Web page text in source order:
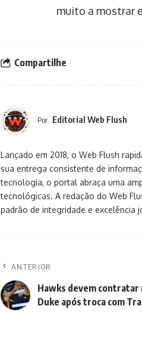
muito a mostrar
Compartilhe
Por Editorial Web Flush
Lançado em 2018, o Web Flush
sua entrega consistente de
tecnologia, o portal abraça uma
tecnológicas. A redação do Web
padrão de integridade e excelência
ANTERIOR
Hawks devem contratar
Duke após troca com